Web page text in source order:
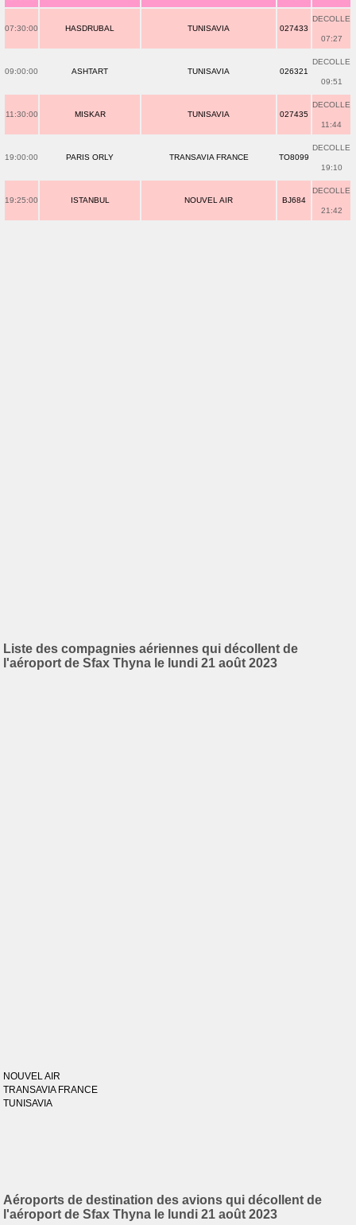
07:30:00 HASDRUBAL TUNISAVIA 027433
DECOLLE
07:27
09:00:00 ASHTART TUNISAVIA 026321
DECOLLE
09:51
11:30:00 MISKAR TUNISAVIA 027435
DECOLLE
11:44
19:00:00 PARIS ORLY TRANSAVIA FRANCE TO8099
DECOLLE
19:10
19:25:00 ISTANBUL NOUVEL AIR BJ684
DECOLLE
21:42
Liste des compagnies aériennes qui décollent de
l'aéroport de Sfax Thyna le lundi 21 août 2023
NOUVEL AIR
TRANSAVIA FRANCE
TUNISAVIA
Aéroports de destination des avions qui décollent de
l'aéroport de Sfax Thyna le lundi 21 août 2023